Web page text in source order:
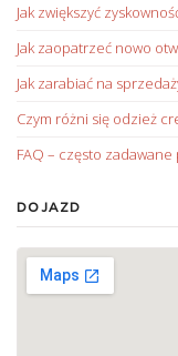
Jak zwiększyć
Jak zaopatrzeć nowo
Jak zarabiać na
Czym różni się odzież
FAQ – często zadawane
DOJAZD